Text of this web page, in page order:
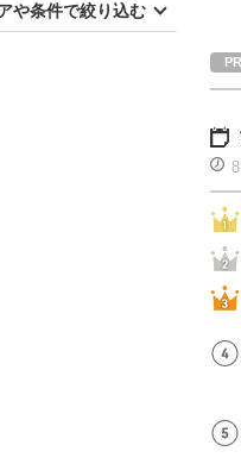
や条件で絞り込む